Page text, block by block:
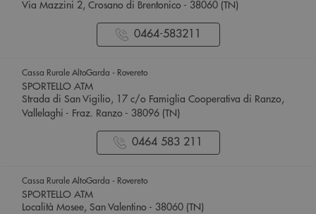
Via Mazzini 2, Crosano di Brentonico - 38060 (TN)
0464-583211
Cassa Rurale AltoGarda - Rovereto
SPORTELLO ATM
Strada di San Vigilio, 17 c/o Famiglia Cooperativa di Ranzo,
Vallelaghi - Fraz. Ranzo - 38096 (TN)
0464 583 211
Cassa Rurale AltoGarda - Rovereto
SPORTELLO ATM
Località Mosee, San Valentino - 38060 (TN)